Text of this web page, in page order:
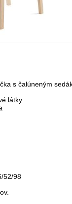
s čalúneným
látky
52/98